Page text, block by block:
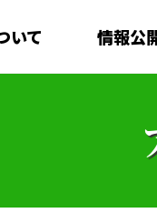
いて 情報公